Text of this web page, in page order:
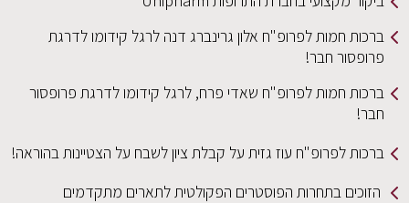
ברכות חמות לפרופ"ח אלון גרינברג דנה לרגל קידומו לדרגת
פרופסור חבר!
ברכות חמות לפרופ"ח שאדי פרח, לרגל קידומו לדרגת פרופסור
חבר!
ברכות לפרופ"ח עוז גזית על קבלת ציון לשבח על הצטיינות בהוראה!
הזוכים בתחרות הפוסטרים הפקולטית לתארים מתקדמים